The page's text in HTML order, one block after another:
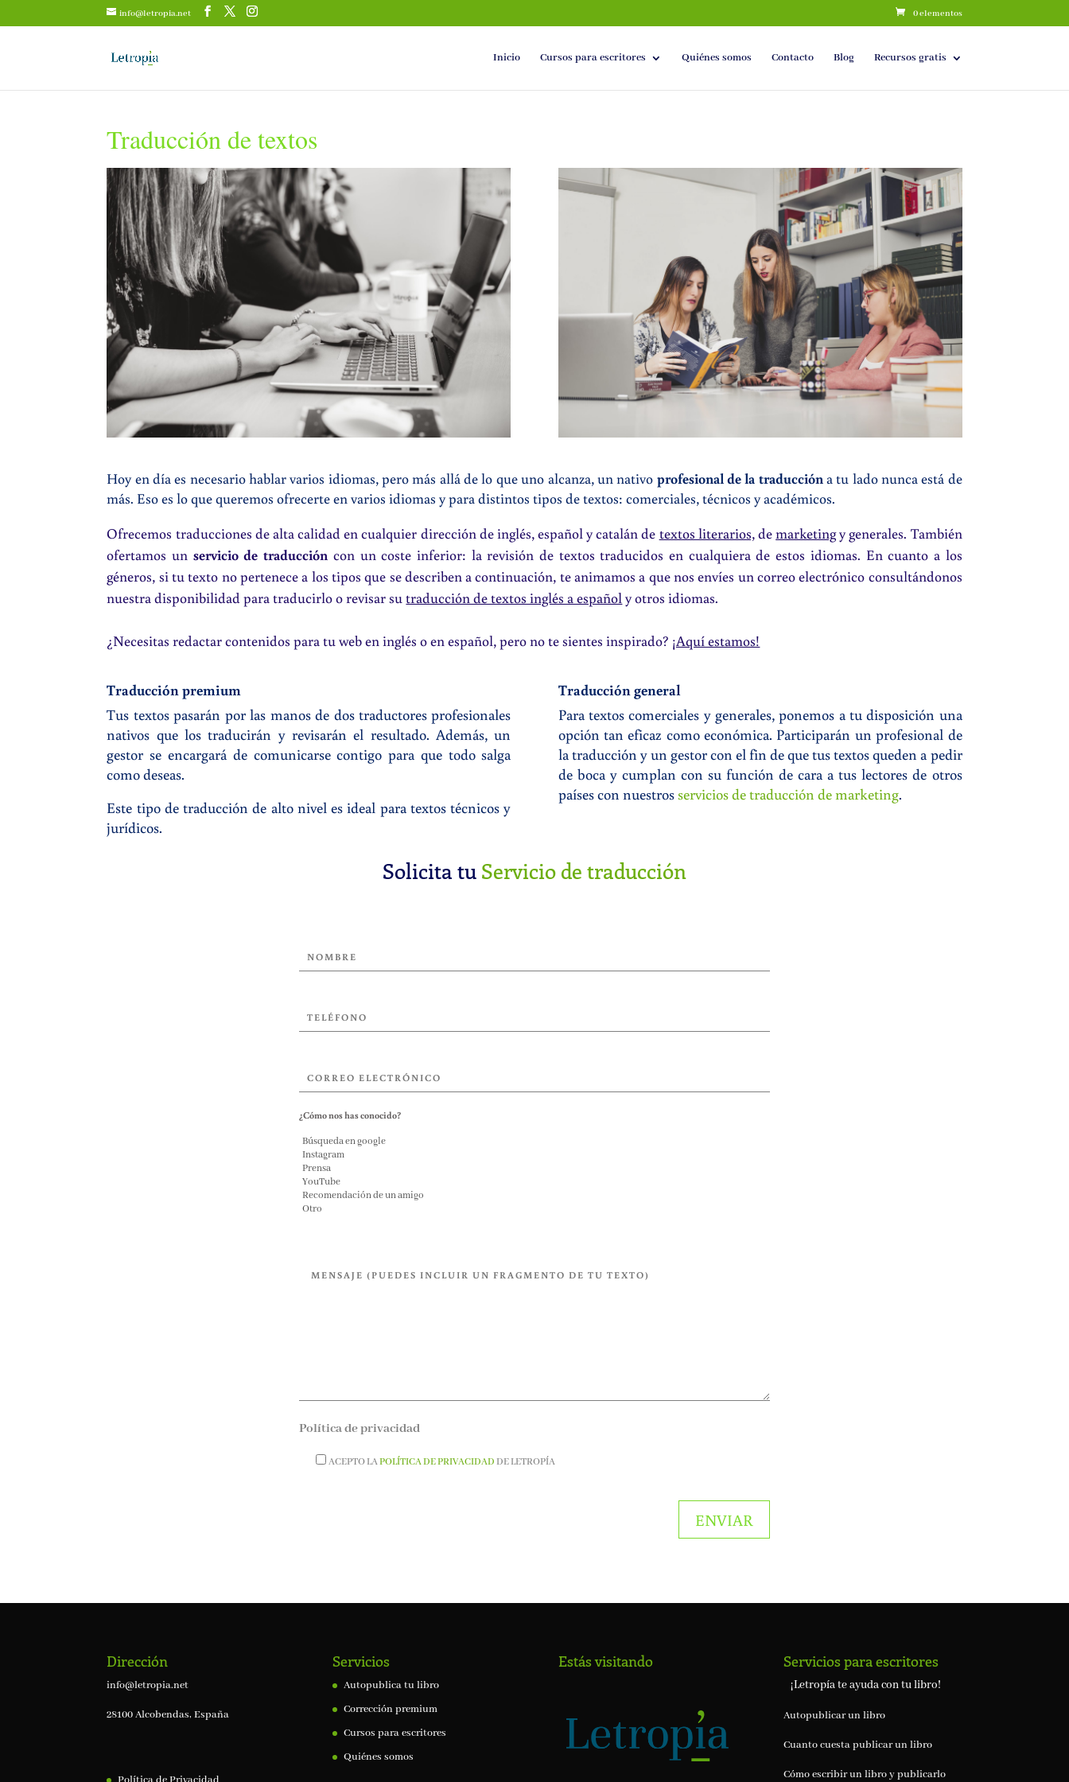
info@letropia.net 0 elementos
Inicio Cursos para escritores Quiénes somos Contacto Blog Recursos gratis
Traducción de textos
Hoy en día es necesario hablar varios idiomas, pero más allá de lo que uno alcanza, un nativo profesional de la traducción a tu lado nunca está de
más. Eso es lo que queremos ofrecerte en varios idiomas y para distintos tipos de textos: comerciales, técnicos y académicos.
Ofrecemos traducciones de alta calidad en cualquier dirección de inglés, español y catalán de textos literarios,demarketingy generales. También
ofertamos un servicio de traducción con un coste inferior: la revisión de textos traducidos en cualquiera de estos idiomas. En cuanto a los
géneros, si tu texto no pertenece a los tipos que se describen a continuación, te animamos a que nos envíes un correo electrónico consultándonos
nuestra disponibilidad para traducirlo o revisar sutraducción de textos inglés a españoly otros idiomas.
¿Necesitas redactarcontenidos para tu web en inglés o en español, pero no te sientes inspirado? ¡Aquí estamos!
Traducción premium
Tus textos pasarán por las manos de dos traductores profesionales
nativos que los traducirán y revisarán el resultado. Además, un
gestor se encargará de comunicarse contigo para que todo salga
como deseas.
Este tipo de traducción de alto nivel es ideal para textos técnicos y
jurídicos.
Traducción general
Para textos comerciales y generales, ponemos a tu disposición una
opción tan eficaz como económica. Participarán un profesional de
la traducción y un gestor con el fin de que tus textos queden a pedir
de boca y cumplan con su función de cara a tus lectores de otros
países con nuestrosservicios de traducción de marketing.
Solicita tu Servicio de traducción
¿Cómo nos has conocido?
Política de privacidad
ACEPTO LAPOLÍTICA DE PRIVACIDAD DE LETROPÍA
Dirección
info@letropia.net
28100 Alcobendas, España
Servicios
Autopublica tu libro
Corrección premium
Cursos para escritores
Quiénes somos
Estás visitando Servicios para escritores
¡Letropía te ayuda con tu libro!
Autopublicar un libro
Cuanto cuesta publicar un libro
Cómo escribir un libro y publicarlo